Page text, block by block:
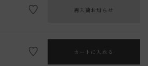
再入荷お知らせ
カートに入れる